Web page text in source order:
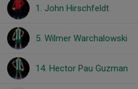
1. John Hirschfeldt
5. Wilmer Warchalowski
14. Hector Pau Guzman